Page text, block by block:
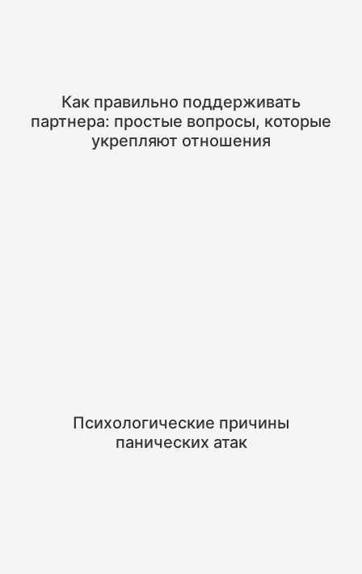
Как правильно поддерживать
партнера: простые вопросы, которые
укрепляют отношения
Психологические причины
панических атак